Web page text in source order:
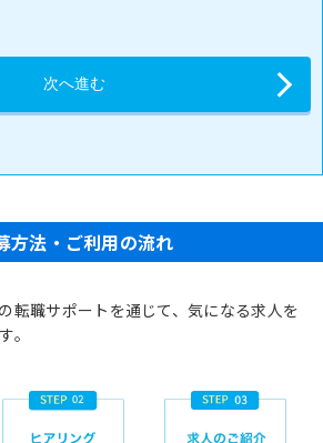
方法・ご利用の流れ
転職サポートを通じて、気になる求人を
。